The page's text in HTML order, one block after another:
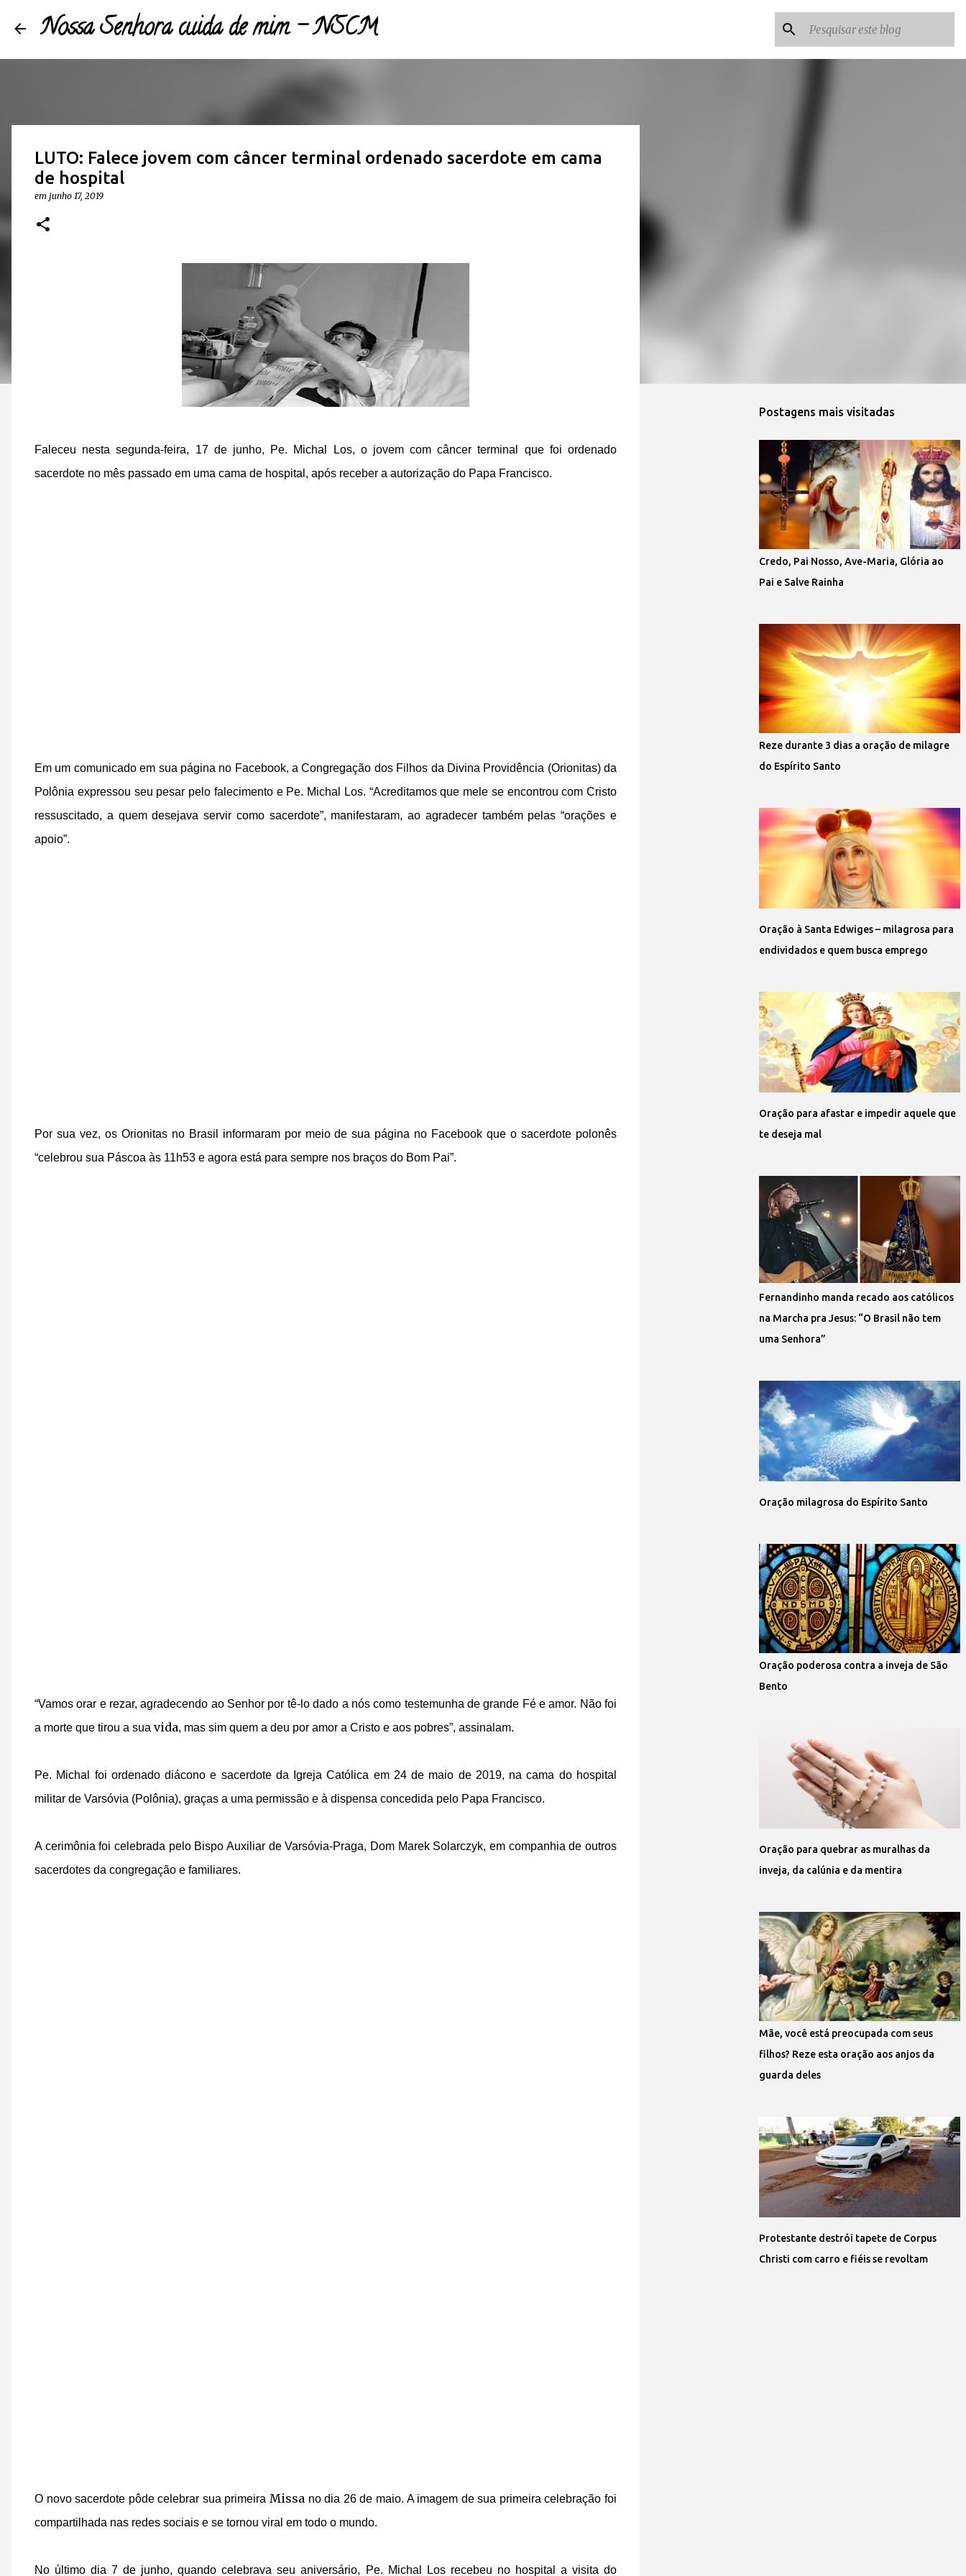
Nossa Senhora cuida de mim - NSCM
LUTO: Falece jovem com câncer terminal ordenado sacerdote em cama
de hospital
em junho 17, 2019
Faleceu nesta segunda-feira, 17 de junho, Pe. Michal Los, o jovem com câncer terminal que foi ordenado
sacerdote no mês passado em uma cama de hospital, após receber a autorização do Papa Francisco.
Em um comunicado em sua página no Facebook, a Congregação dos Filhos da Divina Providência (Orionitas) da
Polônia expressou seu pesar pelo falecimento e Pe. Michal Los. “Acreditamos que mele se encontrou com Cristo
ressuscitado, a quem desejava servir como sacerdote”, manifestaram, ao agradecer também pelas “orações e
apoio”.
Por sua vez, os Orionitas no Brasil informaram por meio de sua página no Facebook que o sacerdote polonês
“celebrou sua Páscoa às 11h53 e agora está para sempre nos braços do Bom Pai”.
“Vamos orar e rezar, agradecendo ao Senhor por tê-lo dado a nós como testemunha de grande Fé e amor. Não foi
a morte que tirou a sua vida, mas sim quem a deu por amor a Cristo e aos pobres”, assinalam.
Pe. Michal foi ordenado diácono e sacerdote da Igreja Católica em 24 de maio de 2019, na cama do hospital
militar de Varsóvia (Polônia), graças a uma permissão e à dispensa concedida pelo Papa Francisco.
A cerimônia foi celebrada pelo Bispo Auxiliar de Varsóvia-Praga, Dom Marek Solarczyk, em companhia de outros
sacerdotes da congregação e familiares.
O novo sacerdote pôde celebrar sua primeira Missa no dia 26 de maio. A imagem de sua primeira celebração foi
compartilhada nas redes sociais e se tornou viral em todo o mundo.
No último dia 7 de junho, quando celebrava seu aniversário, Pe. Michal Los recebeu no hospital a visita do
Postagens mais visitadas
Credo, Pai Nosso, Ave-Maria, Glória ao
Pai e Salve Rainha
Reze durante 3 dias a oração de milagre
do Espírito Santo
Oração à Santa Edwiges – milagrosa para
endividados e quem busca emprego
Oração para afastar e impedir aquele que
te deseja mal
Fernandinho manda recado aos católicos
na Marcha pra Jesus: “O Brasil não tem
uma Senhora”
Oração milagrosa do Espírito Santo
Oração poderosa contra a inveja de São
Bento
Oração para quebrar as muralhas da
inveja, da calúnia e da mentira
Mãe, você está preocupada com seus
filhos? Reze esta oração aos anjos da
guarda deles
Protestante destrói tapete de Corpus
Christi com carro e fiéis se revoltam